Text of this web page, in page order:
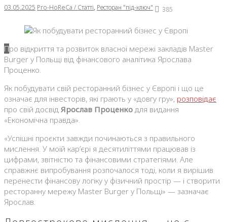
03.05.2025 Pro-HoReCa / Статті, Ресторан "під-ключ" 385
Про відкриття та розвиток власної мережі закладів Master
Burger у Польщі від фінансового аналітика Ярослава
Проценко.
Як побудувати свій ресторанний бізнес у Європі і що це
означає для інвесторів, які грають у «довгу гру», розповідає
про свій досвід Ярослав Проценко для видання
«Економічна правда».
«Успішні проєкти завжди починаються з правильного
мислення. У моїй кар’єрі я десятиліттями працював із
цифрами, звітністю та фінансовими стратегіями. Але
справжнє випробування розпочалося тоді, коли я вирішив
перенести фінансову логіку у фізичний простір — і створити
ресторанну мережу Master Burger у Польщі» — зазначає
Ярослав.